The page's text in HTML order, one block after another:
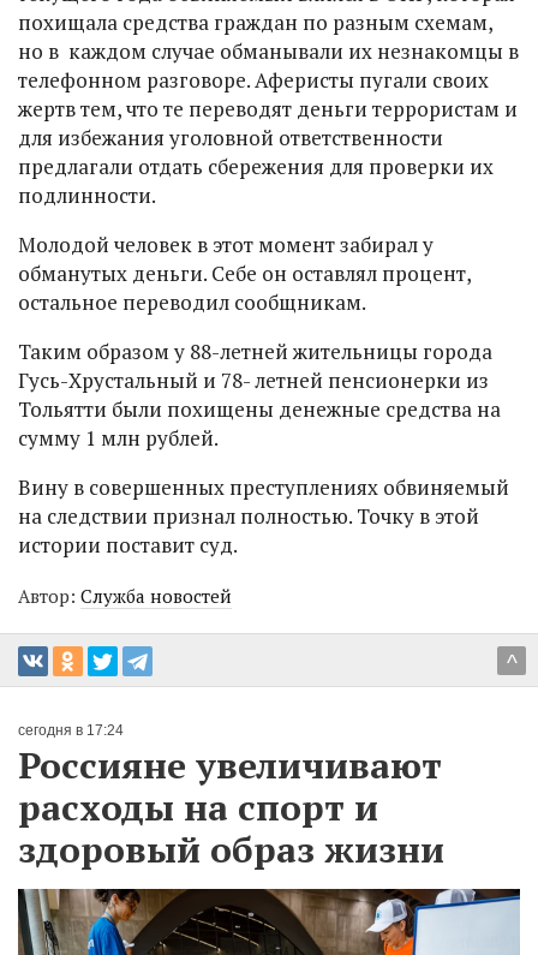
похищала средства граждан по разным схемам,
но в каждом случае обманывали их незнакомцы в
телефонном разговоре. Аферисты пугали своих
жертв тем, что те переводят деньги террористам и
для избежания уголовной ответственности
предлагали отдать сбережения для проверки их
подлинности.
Молодой человек в этот момент забирал у
обманутых деньги. Себе он оставлял процент,
остальное переводил сообщникам.
Таким образом у 88-летней жительницы города
Гусь-Хрустальный и 78- летней пенсионерки из
Тольятти были похищены денежные средства на
сумму 1 млн рублей.
Вину в совершенных преступлениях обвиняемый
на следствии признал полностью. Точку в этой
истории поставит суд.
Автор: Служба новостей
^
сегодня в 17:24
Россияне увеличивают
расходы на спорт и
здоровый образ жизни